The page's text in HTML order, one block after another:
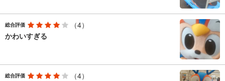
総合評価
（4）
かわいすぎる
総合評価
（4）